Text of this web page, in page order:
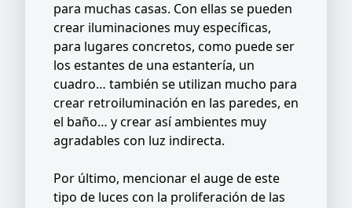
para muchas casas. Con ellas se pueden
crear iluminaciones muy específicas,
para lugares concretos, como puede ser
los estantes de una estantería, un
cuadro… también se utilizan mucho para
crear retroiluminación en las paredes, en
el baño… y crear así ambientes muy
agradables con luz indirecta.
Por último, mencionar el auge de este
tipo de luces con la proliferación de las